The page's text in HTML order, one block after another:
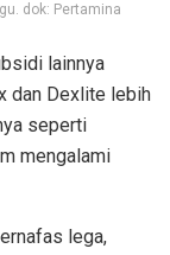
dok: Pertamina
lainnya
dan Dexlite lebih
seperti
mengalami
lega,